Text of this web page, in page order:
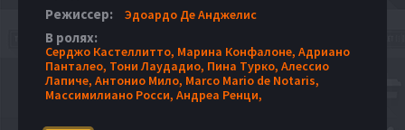
Режиссер: Эдоардо Де Анджелис
В ролях:
Серджо Кастеллитто, Марина Конфалоне, Адриано
Панталео, Тони Лаудадио, Пина Турко, Алессио
Лапиче, Антонио Мило, Marco Mario de Notaris,
Массимилиано Росси, Андреа Ренци,